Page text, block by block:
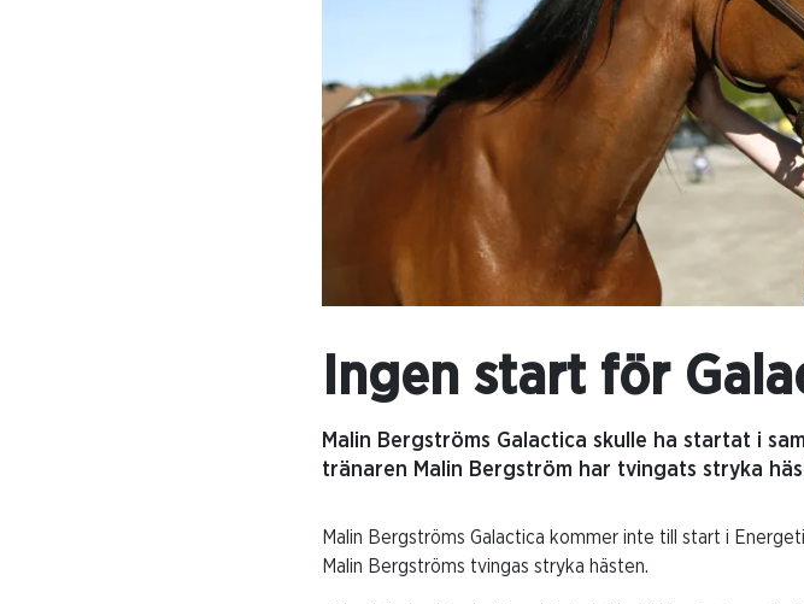
Ingen start för
Malin Bergströms Galactica skulle ha startat i
tränaren Malin Bergström har tvingats stryka
Malin Bergströms Galactica kommer inte till start i
Malin Bergströms tvingas stryka hästen.